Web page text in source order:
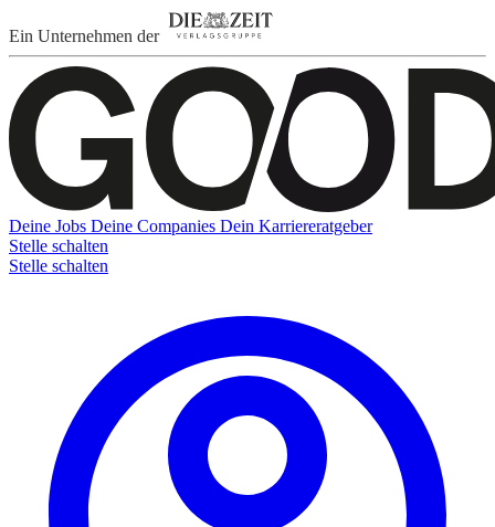
Ein Unternehmen der
Deine Jobs Deine Companies Dein Karriereratgeber
Stelle schalten
Stelle schalten